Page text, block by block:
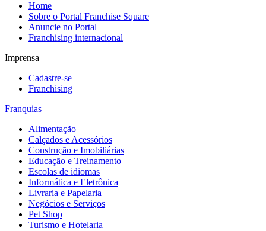
Home
Sobre o Portal Franchise Square
Anuncie no Portal
Franchising internacional
Imprensa
Cadastre-se
Franchising
Franquias
Alimentação
Calçados e Acessórios
Construção e Imobiliárias
Educação e Treinamento
Escolas de idiomas
Informática e Eletrônica
Livraria e Papelaria
Negócios e Serviços
Pet Shop
Turismo e Hotelaria